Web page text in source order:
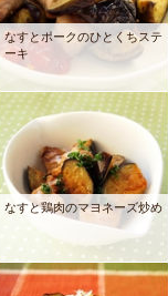
なすとポークのひとくちステ
ーキ
なすと鶏肉のマヨネーズ炒め